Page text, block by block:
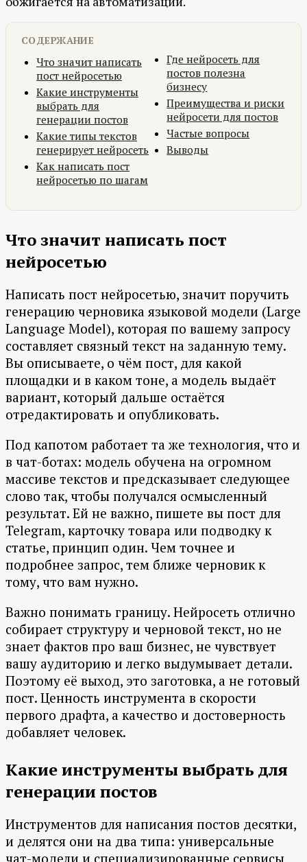
СОДЕРЖАНИЕ
Что значит написать
пост нейросетью
Какие инструменты
выбрать для
генерации постов
Какие типы текстов
генерирует нейросеть
Как написать пост
нейросетью по шагам
Где нейросеть для
постов полезна
бизнесу
Преимущества и риски
нейросети для постов
Частые вопросы
Выводы
Что значит написать пост
нейросетью
Написать пост нейросетью, значит поручить
генерацию черновика языковой модели (Large
Language Model), которая по вашему запросу
составляет связный текст на заданную тему.
Вы описываете, о чём пост, для какой
площадки и в каком тоне, а модель выдаёт
вариант, который дальше остаётся
отредактировать и опубликовать.
Под капотом работает та же технология, что и
в чат-ботах: модель обучена на огромном
массиве текстов и предсказывает следующее
слово так, чтобы получался осмысленный
результат. Ей не важно, пишете вы пост для
Telegram, карточку товара или подводку к
статье, принцип один. Чем точнее и
подробнее запрос, тем ближе черновик к
тому, что вам нужно.
Важно понимать границу. Нейросеть отлично
собирает структуру и черновой текст, но не
знает фактов про ваш бизнес, не чувствует
вашу аудиторию и легко выдумывает детали.
Поэтому её выход, это заготовка, а не готовый
пост. Ценность инструмента в скорости
первого драфта, а качество и достоверность
добавляет человек.
Какие инструменты выбрать для
генерации постов
Инструментов для написания постов десятки,
и делятся они на два типа: универсальные
чат-модели и специализированные сервисы